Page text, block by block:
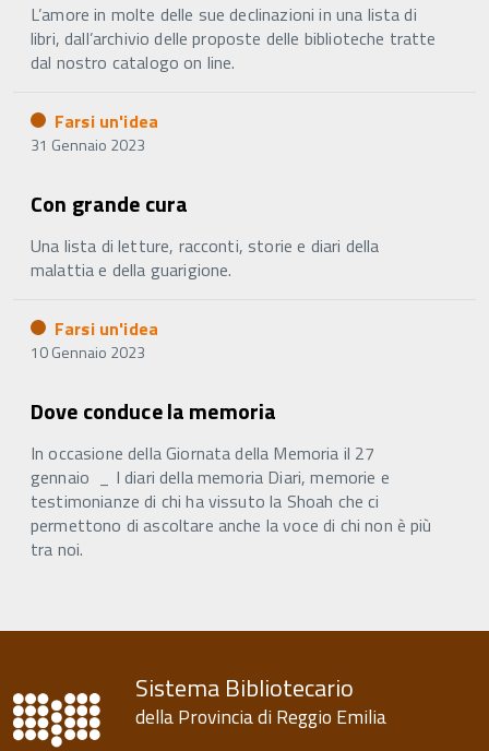
L’amore in molte delle sue declinazioni in una lista di
libri, dall’archivio delle proposte delle biblioteche tratte
dal nostro catalogo on line.
Farsi un'idea
31 Gennaio 2023
Con grande cura
Una lista di letture, racconti, storie e diari della
malattia e della guarigione.
Farsi un'idea
10 Gennaio 2023
Dove conduce la memoria
In occasione della Giornata della Memoria il 27
gennaio _ I diari della memoria Diari, memorie e
testimonianze di chi ha vissuto la Shoah che ci
permettono di ascoltare anche la voce di chi non è più
tra noi.
Sistema Bibliotecario
della Provincia di Reggio Emilia